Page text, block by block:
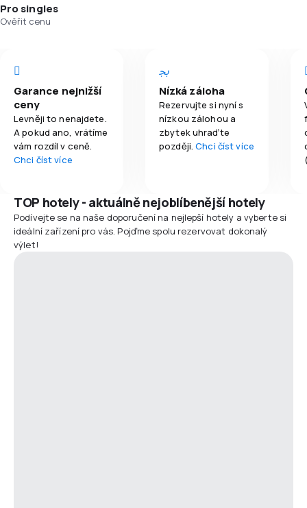
Pro singles
Ověřit cenu
Garance nejnižší
ceny
Levněji to nenajdete.
A pokud ano, vrátíme
vám rozdíl v ceně.
Chci číst více
Nízká záloha
Rezervujte si nyní s
nízkou zálohou a
zbytek uhraďte
později.Chci číst více
TOP hotely - aktuálně nejoblíbenější hotely
Podívejte se na naše doporučení na nejlepší hotely a vyberte si
ideální zařízení pro vás. Pojďme spolu rezervovat dokonalý
výlet!